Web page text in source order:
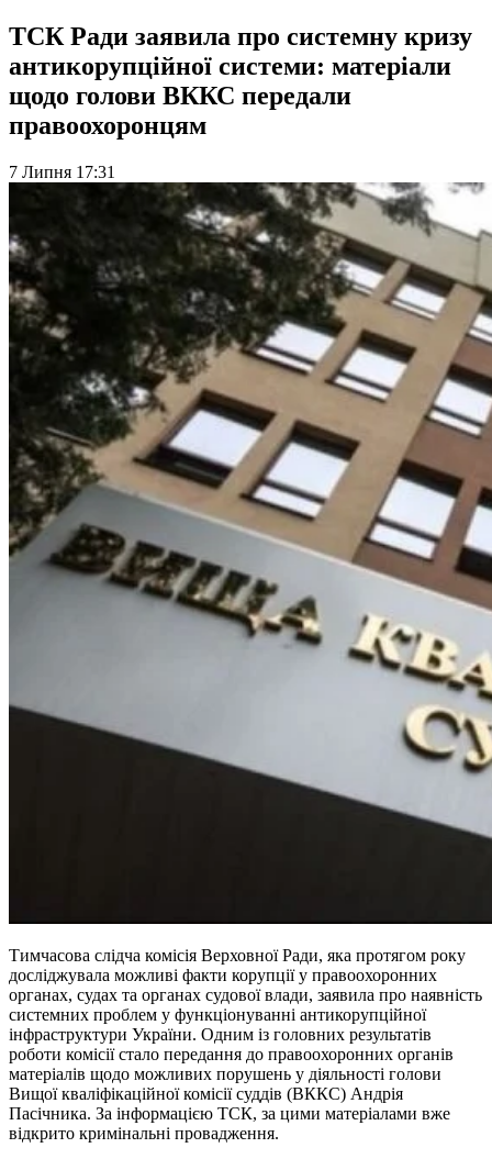
ТСК Ради заявила про системну кризу
антикорупційної системи: матеріали
щодо голови ВККС передали
правоохоронцям
7 Липня 17:31
Тимчасова слідча комісія Верховної Ради, яка протягом року
досліджувала можливі факти корупції у правоохоронних
органах, судах та органах судової влади, заявила про наявність
системних проблем у функціонуванні антикорупційної
інфраструктури України. Одним із головних результатів
роботи комісії стало передання до правоохоронних органів
матеріалів щодо можливих порушень у діяльності голови
Вищої кваліфікаційної комісії суддів (ВККС) Андрія
Пасічника. За інформацією ТСК, за цими матеріалами вже
відкрито кримінальні провадження.